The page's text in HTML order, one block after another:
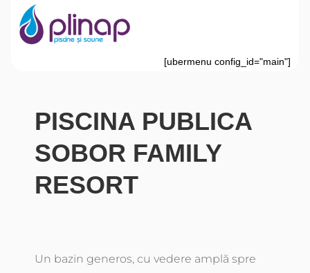
[ubermenu config_id="main"]
PISCINA PUBLICA
SOBOR FAMILY
RESORT
Un bazin generos, cu vedere amplă spre